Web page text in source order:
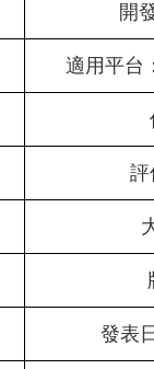
開
適用平台
發表